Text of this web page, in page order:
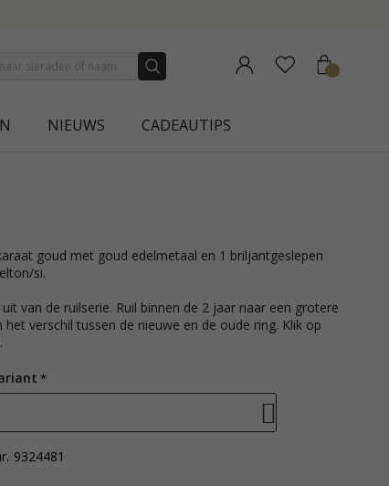
NIEUWS CADEAUTIPS
si.
van de ruilserie. Ruil binnen de 2 jaar naar een grotere
het verschil tussen de nieuwe en de oude ring. Klik op
9324481